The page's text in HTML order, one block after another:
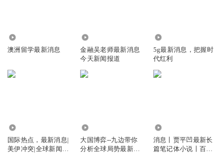
的状态，某些区域深度变化突然。
虑。“海狼”级核潜艇安装有一台S6W反应堆系统，使用武器
对此，军事专家杜文龙认为：
澳洲留学最新消息
金融吴老师最新消息
今天新闻报道
5g最新消息，把握时
代红利
国际热点，最新消息|
美伊冲突|全球新闻|
大国博弈--九边带你
分析全球局势最新消
消息丨贾平凹最新长
篇笔记体小说丨百草